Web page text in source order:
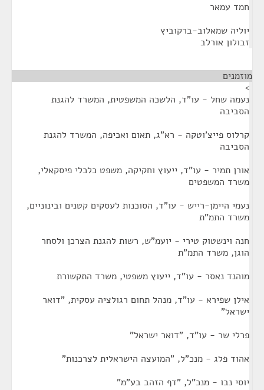
חמד עמאר
יוליה שמאלוב-ברקוביץ
זבולון אורלב
מוזמנים
>
נעמה שחל - עו"ד, הלשכה המשפטית, המשרד להגנת
הסביבה
קרלוס פייצ'וטקה - רא"ג, תאום ואכיפה, המשרד להגנת
הסביבה
אורן תמיר - עו"ד, ייעוץ וחקיקה, משפט כלכלי פיסקאלי,
משרד המשפטים
נעמי היימן-רייש - עו"ד, הסוכנות לעסקים קטנים ובינוניים,
משרד התמ"ת
חנה וינשטוק טירי - יועמ"ש, רשות להגנת הצרכן ולסחר
הוגן, משרד התמ"ת
מוהנד נאסר - עו"ד, ייעוץ משפטי, משרד התקשורת
אילן שפירא - עו"ד, מנהל תחום רגולציה עסקית, "דואר
ישראל"
פרלי שר - עו"ד, "דואר ישראל"
אהוד פלג - מנכ"ל, "המועצה הישראלית לצרכנות"
יוסי נבו - מנכ"ל, "דף הזהב בע"מ"